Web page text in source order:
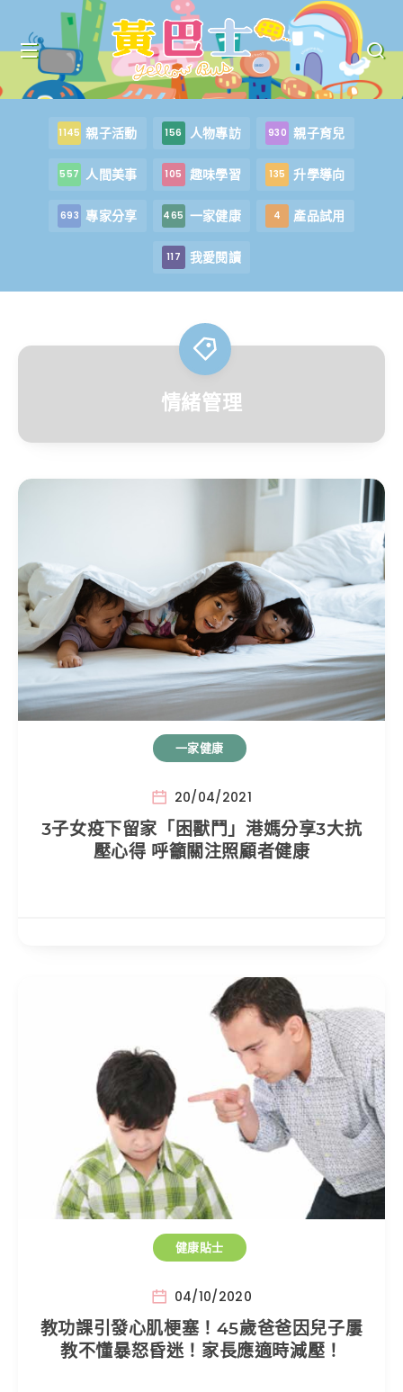
1145 親子活動 156 人物專訪 930 親子育兒
557 人間美事 105 趣味學習 135 升學導向
693 專家分享 465 一家健康 4 產品試用
117 我愛閱讀
情緒管理
一家健康
20/04/2021
3子女疫下留家「困獸鬥」港媽分享3大抗
壓心得 呼籲關注照顧者健康
健康貼士
04/10/2020
教功課引發心肌梗塞！45歲爸爸因兒子屢
教不懂暴怒昏迷！家長應適時減壓！